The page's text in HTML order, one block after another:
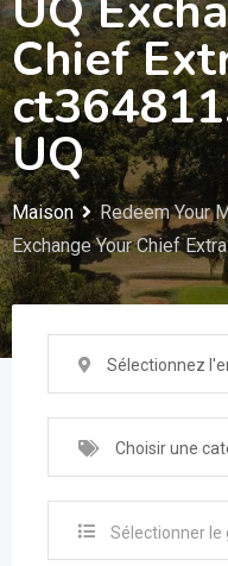
Chief
UQ
Maison
Redeem Your
Exchange Your Chief
Sélectionnez
Choisir une
Sélectionner le